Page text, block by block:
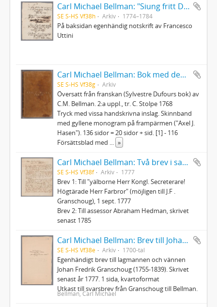
Carl Michael Bellman: "Siung fritt Dens Skål wid cyperwin ... "
SE S-HS Vf38h Arkiv 1774–1784
På baksidan egenhändig notskrift av Francesco
Uttini
Carl Michael Bellman: Bok med dedikation - "Underwisning lemnad af en fader åt sin son, som företager sig en lång resa…"
SE S-HS Vf38g Arkiv
Översatt från franskan (Sylvestre Dufours bok) av
C.M. Bellman. 2:a uppl., tr. C. Stolpe 1768
Tryck med vissa handskrivna inslag. Skinnband
med gyllene monogram på frampärmen ("Axel J.
Hasen"). 136 sidor = 20 sidor + sid. [1] - 116
Försättsblad med
»
Carl Michael Bellman: Två brev i samtida avskrift
SE S-HS Vf38f Arkiv 1777
Brev 1: Till "yälborne Herr Kongl. Secreterare!
Högtärade Herr Farbror" (möjligen till J.F .
Granschoug), 1 sept. 1777
Brev 2: Till assessor Abraham Hedman, skrivet
senast 1785
Carl Michael Bellman: Brev till Johan Fredrik Granschoug
SE S-HS Vf38e Arkiv 1700-tal
Egenhändigt brev till lagmannen och vännen
Johan Fredrik Granschoug (1755-1839). Skrivet
senast år 1777. 1 sida, kvartoformat
Utkast till svarsbrev från Granschoug till Bellman.
Bellman, Carl Michael